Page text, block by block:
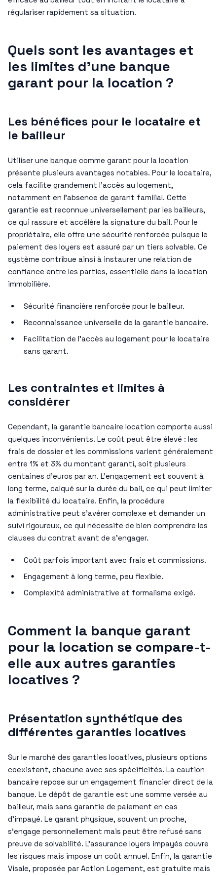
régulariser rapidement sa situation.
Quels sont les avantages et
les limites d’une banque
garant pour la location ?
Les bénéfices pour le locataire et
le bailleur
Utiliser une banque comme garant pour la location
présente plusieurs avantages notables. Pour le locataire,
cela facilite grandement l’accès au logement,
notamment en l’absence de garant familial. Cette
garantie est reconnue universellement par les bailleurs,
ce qui rassure et accélère la signature du bail. Pour le
propriétaire, elle offre une sécurité renforcée puisque le
paiement des loyers est assuré par un tiers solvable. Ce
système contribue ainsi à instaurer une relation de
confiance entre les parties, essentielle dans la location
immobilière.
Sécurité financière renforcée pour le bailleur.
Reconnaissance universelle de la garantie bancaire.
Facilitation de l’accès au logement pour le locataire
sans garant.
Les contraintes et limites à
considérer
Cependant, la garantie bancaire location comporte aussi
quelques inconvénients. Le coût peut être élevé : les
frais de dossier et les commissions varient généralement
entre 1% et 3% du montant garanti, soit plusieurs
centaines d’euros par an. L’engagement est souvent à
long terme, calqué sur la durée du bail, ce qui peut limiter
la flexibilité du locataire. Enfin, la procédure
administrative peut s’avérer complexe et demander un
suivi rigoureux, ce qui nécessite de bien comprendre les
clauses du contrat avant de s’engager.
Coût parfois important avec frais et commissions.
Engagement à long terme, peu flexible.
Complexité administrative et formalisme exigé.
Comment la banque garant
pour la location se compare-t-
elle aux autres garanties
locatives ?
Présentation synthétique des
différentes garanties locatives
Sur le marché des garanties locatives, plusieurs options
coexistent, chacune avec ses spécificités. La caution
bancaire repose sur un engagement financier direct de la
banque. Le dépôt de garantie est une somme versée au
bailleur, mais sans garantie de paiement en cas
d’impayé. Le garant physique, souvent un proche,
s’engage personnellement mais peut être refusé sans
preuve de solvabilité. L’assurance loyers impayés couvre
les risques mais impose un coût annuel. Enfin, la garantie
Visale, proposée par Action Logement, est gratuite mais